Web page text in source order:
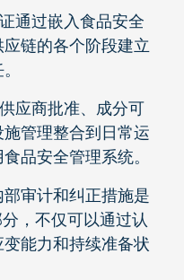
通过嵌入食品安全
链的各个阶段建立
应商批准、成分可
管理整合到日常运
品安全管理系统。
部审计和纠正措施是
，不仅可以通过认
能力和持续准备状